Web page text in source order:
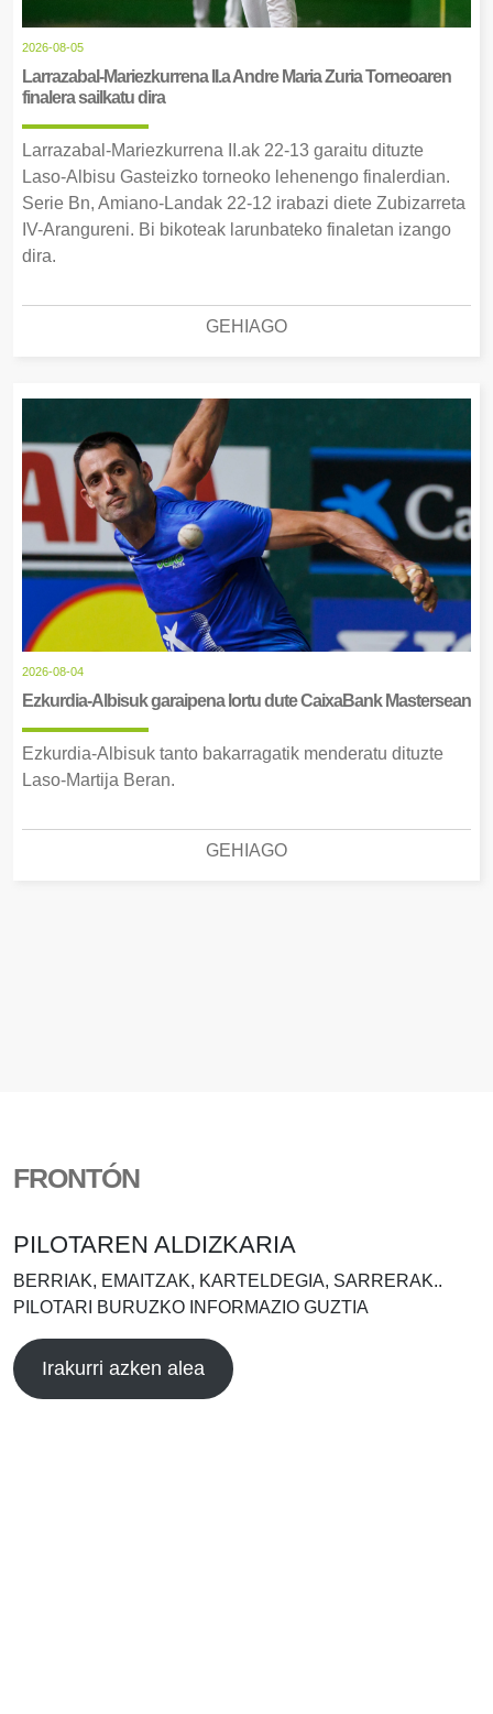
2026-08-05
Larrazabal-Mariezkurrena II.a Andre Maria Zuria Torneoaren
finalera sailkatu dira
Larrazabal-Mariezkurrena II.ak 22-13 garaitu dituzte
Laso-Albisu Gasteizko torneoko lehenengo finalerdian.
Serie Bn, Amiano-Landak 22-12 irabazi diete Zubizarreta
IV-Arangureni. Bi bikoteak larunbateko finaletan izango
dira.
GEHIAGO
2026-08-04
Ezkurdia-Albisuk garaipena lortu dute CaixaBank Mastersean
Ezkurdia-Albisuk tanto bakarragatik menderatu dituzte
Laso-Martija Beran.
GEHIAGO
FRONTÓN
PILOTAREN ALDIZKARIA
BERRIAK, EMAITZAK, KARTELDEGIA, SARRERAK..
PILOTARI BURUZKO INFORMAZIO GUZTIA
Irakurri azken alea